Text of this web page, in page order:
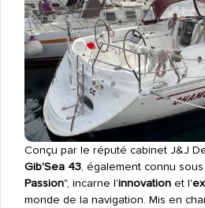
Conçu par le réputé cabinet J&J
Gib'Sea 43, également connu
Passion", incarne l'innovationet l'
monde de la navigation. Mis en